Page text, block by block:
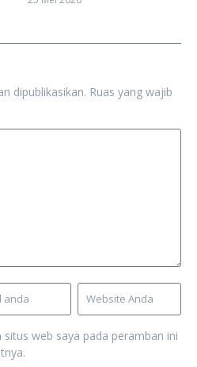
dipublikasikan. Ruas yang wajib
web saya pada peramban ini